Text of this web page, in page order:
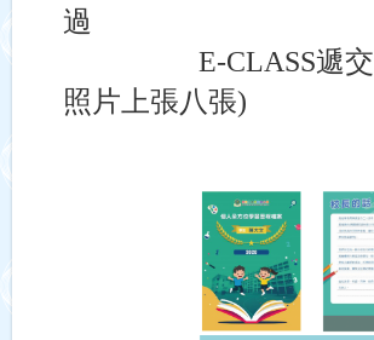
過
E-CLASS遞交
照片上張八張)